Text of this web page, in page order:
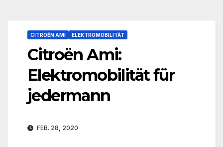
CITROËN AMI ELEKTROMOBILITÄT
Citroën Ami:
Elektromobilität für
jedermann
FEB. 28, 2020